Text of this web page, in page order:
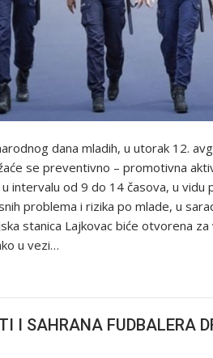
dana mladih, u utorak 12.
se preventivno – promotivna
intervalu od 9 do 14 časova, u
problema i rizika po mlade, u
stanica Lajkovac biće otvorena
u vezi…
I SAHRANA FUDBALERA